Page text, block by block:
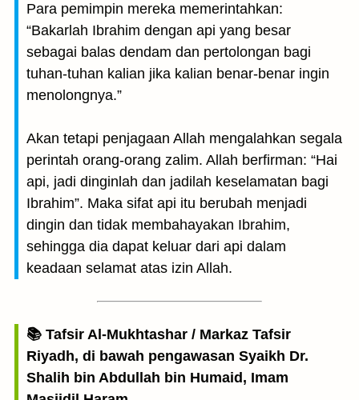
Para pemimpin mereka memerintahkan:
“Bakarlah Ibrahim dengan api yang besar
sebagai balas dendam dan pertolongan bagi
tuhan-tuhan kalian jika kalian benar-benar ingin
menolongnya.”
Akan tetapi penjagaan Allah mengalahkan segala
perintah orang-orang zalim. Allah berfirman: “Hai
api, jadi dinginlah dan jadilah keselamatan bagi
Ibrahim”. Maka sifat api itu berubah menjadi
dingin dan tidak membahayakan Ibrahim,
sehingga dia dapat keluar dari api dalam
keadaan selamat atas izin Allah.
📚 Tafsir Al-Mukhtashar / Markaz Tafsir
Riyadh, di bawah pengawasan Syaikh Dr.
Shalih bin Abdullah bin Humaid, Imam